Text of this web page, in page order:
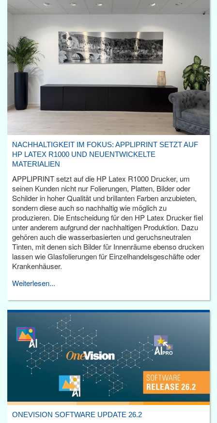
NACHHALTIGKEIT IM FOKUS: APPLIPRINT SETZT AUF
HP LATEX R1000 UND NEUENTWICKELTE
MATERIALIEN
APPLIPRINT setzt auf die HP Latex R1000 Drucker, um
seinen Kunden nicht nur Folierungen, Platten, Bilder oder
Schilder in hoher Qualität und brillanten Farben anzubieten,
sondern diese auch so nachhaltig wie möglich zu
produzieren. Die Entscheidung für den HP Latex Drucker fiel
unter anderem aufgrund der nachhaltigen Produktion. Dazu
gehören auch die wasserbasierten und geruchsneutralen
Tinten, mit denen sich Bilder für Innenräume ebenso drucken
lassen wie Glasfolierungen für Einzelhandelsgeschäfte oder
Krankenhäuser.
Weiterlesen...
ONEVISION SOFTWARE UPDATE 26.2